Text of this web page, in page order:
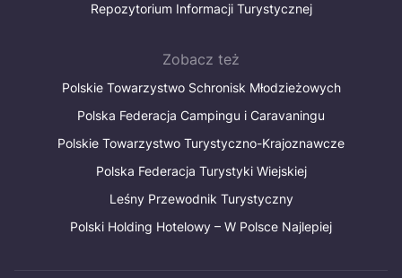
Repozytorium Informacji Turystycznej
Zobacz też
Polskie Towarzystwo Schronisk Młodzieżowych
Polska Federacja Campingu i Caravaningu
Polskie Towarzystwo Turystyczno-Krajoznawcze
Polska Federacja Turystyki Wiejskiej
Leśny Przewodnik Turystyczny
Polski Holding Hotelowy – W Polsce Najlepiej